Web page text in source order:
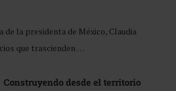
de la presidenta de México, Claudia
que trascienden …
Construyendo desde el territorio